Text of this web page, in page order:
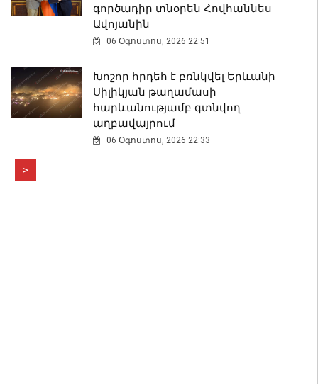
գործադիր տնօրեն Հովհաննես
Ավոյանին
06 Օգոստոս, 2026 22:51
Խոշոր հրդեհ է բռնկվել Երևանի
Սիլիկյան թաղամասի
հարևանությամբ գտնվող
աղբավայրում
06 Օգոստոս, 2026 22:33
>